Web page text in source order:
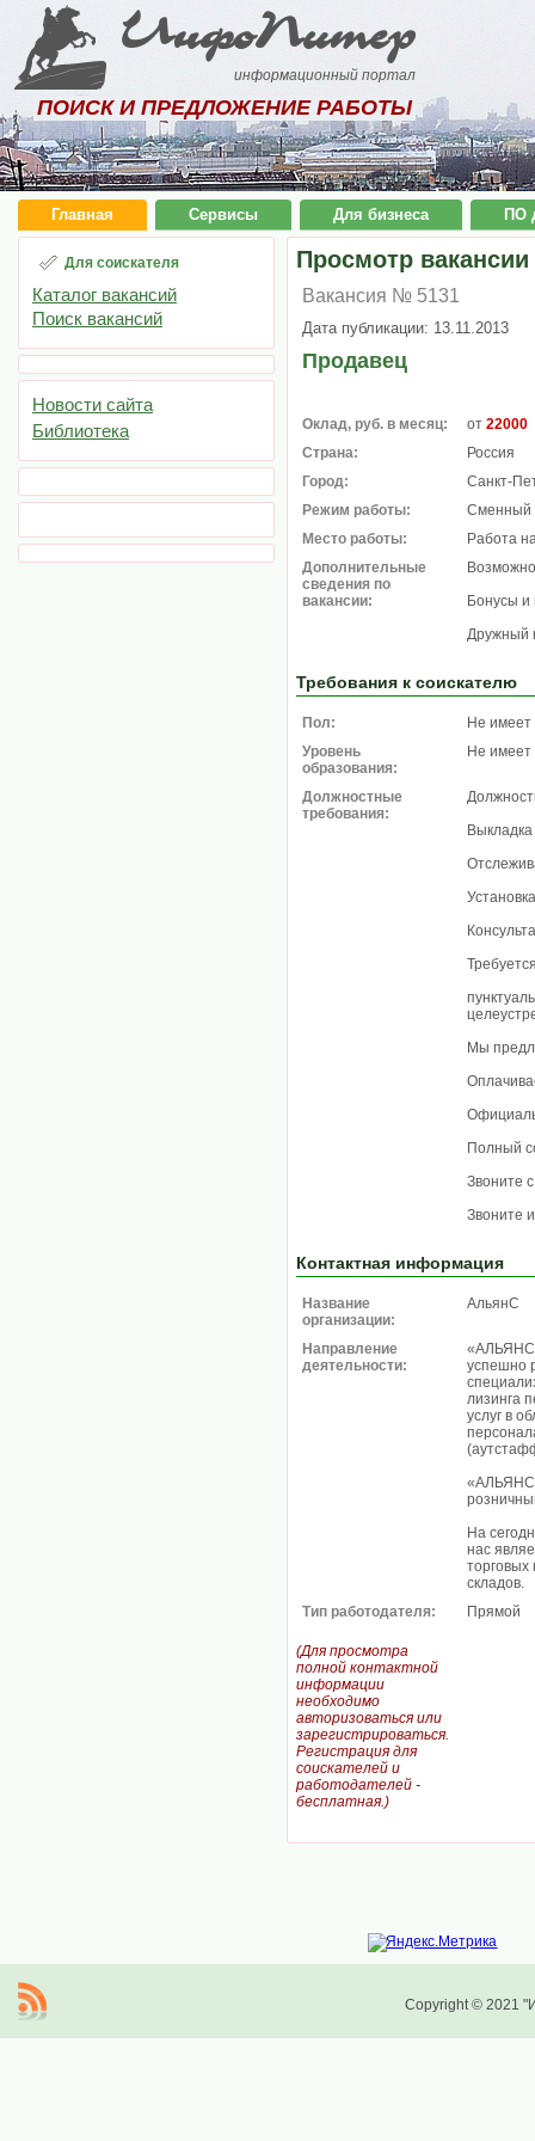
ИнфоПитер
информационный портал
ПОИСК И ПРЕДЛОЖЕНИЕ РАБОТЫ
Главная Сервисы Для бизнеса ПО
Для соискателя
Каталог вакансий
Поиск вакансий
Новости сайта
Библиотека
Просмотр вакансии
Вакансия № 5131
Дата публикации: 13.11.2013
Продавец
Оклад, руб. в месяц: от 22000
Страна:
Россия
Город:
Санкт-
Режим работы:
Сменный
Место работы:
Работа
Дополнительные
сведения по
вакансии:
Бонусы и
Дружный
Требования к соискателю
Пол:
Не имеет
Уровень
образования:
Не имеет
Должностные
требования:
Мы
Полный
Звоните
Звоните
Контактная информация
Название
организации:
АльянС
Направление
деятельности:
успешно
лизинга
услуг в
На
нас
торговых
складов.
Тип работодателя:
Прямой
(Для просмотра
полной контактной
информации
необходимо
авторизоваться или
зарегистрироваться.
Регистрация для
соискателей и
работодателей -
бесплатная.)
Copyright © 2021